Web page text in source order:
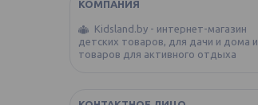
Kidsland.by - интернет-магазин
детских товаров, для дачи и дома и
товаров для активного отдыха